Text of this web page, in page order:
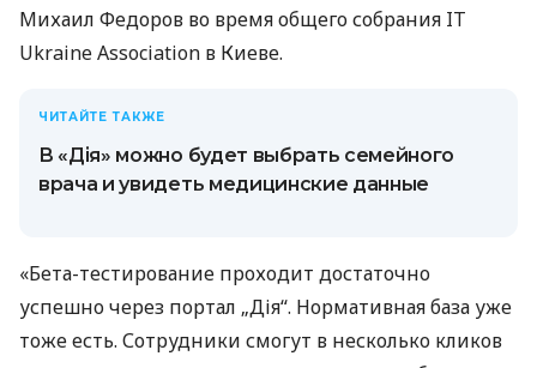
Михаил Федоров во время общего собрания IT
Ukraine Association в Киеве.
ЧИТАЙТЕ ТАКЖЕ
В «Дія» можно будет выбрать семейного
врача и увидеть медицинские данные
«Бета-тестирование проходит достаточно
успешно через портал „Дія“. Нормативная база уже
тоже есть. Сотрудники смогут в несколько кликов